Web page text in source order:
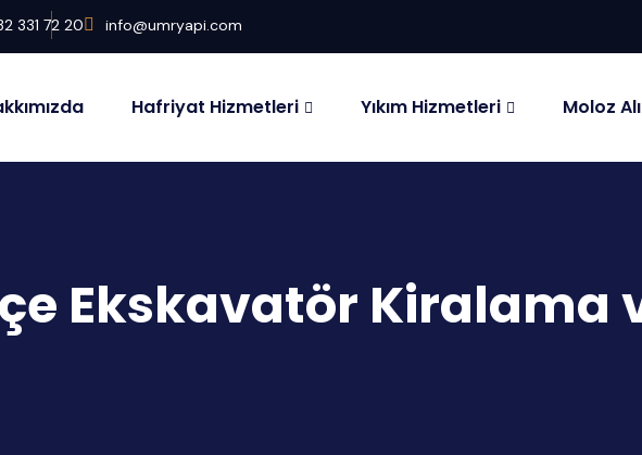
331 72 20 info@umryapi.com
Hafriyat Hizmetleri Yıkım Hizmetleri Moloz
Ekskavatör Kiralama